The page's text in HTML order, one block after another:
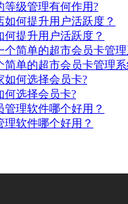
等级管理有何作用?
何提升用户活跃度？
简单的超市会员卡管理系
何选择会员卡?
理软件哪个好用？